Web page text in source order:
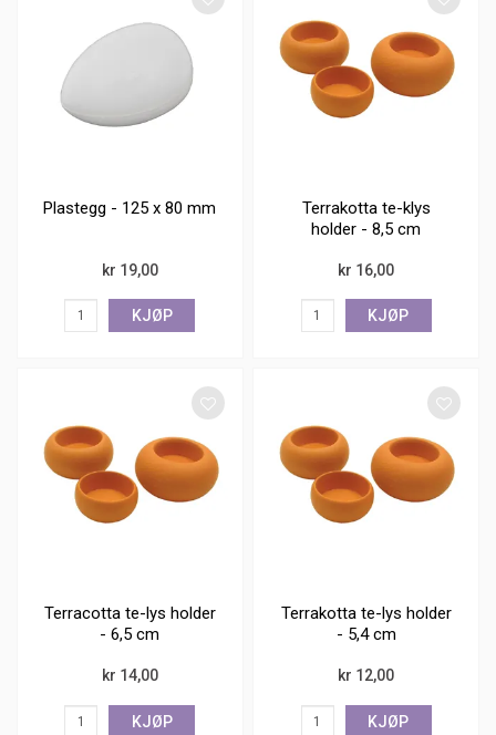
Plastegg - 125 x 80 mm
kr 19,00
KJØP
Terrakotta te-klys
holder - 8,5 cm
kr 16,00
KJØP
Terracotta te-lys holder
- 6,5 cm
kr 14,00
KJØP
Terrakotta te-lys holder
- 5,4 cm
kr 12,00
KJØP